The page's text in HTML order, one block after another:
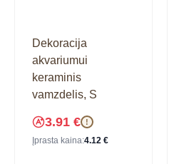
Dekoracija
akvariumui
keraminis
vamzdelis, S
3.91 € !
Įprasta kaina:4.12 €